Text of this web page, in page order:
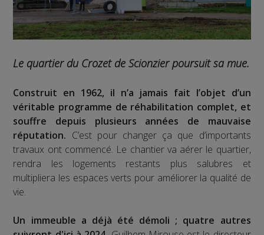
Le quartier du Crozet de Scionzier poursuit sa mue.
Construit en 1962, il n’a jamais fait l’objet d’un
véritable programme de réhabilitation complet, et
souffre depuis plusieurs années de mauvaise
réputation. C’est pour changer ça que d’importants
travaux ont commencé. Le chantier va aérer le quartier,
rendra les logements restants plus salubres et
multipliera les espaces verts pour améliorer la qualité de
vie.
Un immeuble a déjà été démoli ; quatre autres